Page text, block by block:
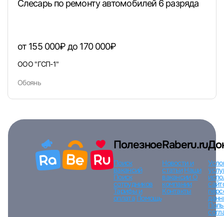
Слесарь по ремонту автомобилей 6 разряда
от 155 000₽ до 170 000₽
ООО "ГСП-1"
Обоянь
Полезное
Поиск
вакансий
Поиск
сотрудников
Тарифы и
оплата Помощь
Raberu.ru
Новости и
статьи Наши
вакансииО
компании
Контакты